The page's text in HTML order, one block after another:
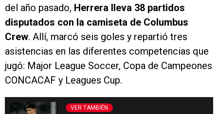
del año pasado, Herrera lleva 38 partidos
disputados con la camiseta de Columbus
Crew. Allí, marcó seis goles y repartió tres
asistencias en las diferentes competencias que
jugó: Major League Soccer, Copa de Campeones
CONCACAF y Leagues Cup.
VER TAMBIÉN